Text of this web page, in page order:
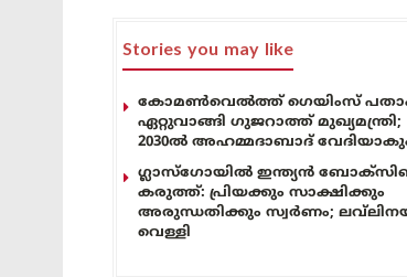
Stories you may like
കോമൺവെൽത്ത് ഗെയിംസ്
ഏറ്റുവാങ്ങി ഗുജറാത്ത് മുഖ്യമന്ത്രി;
2030ൽ അഹമ്മദാബാദ്
ഗ്ലാസ്‌ഗോയിൽ ഇന്ത്യൻ
കരുത്ത്: പ്രിയക്കും സാക്ഷിക്കും
അരുന്ധതിക്കും സ്വർണം;
വെള്ളി